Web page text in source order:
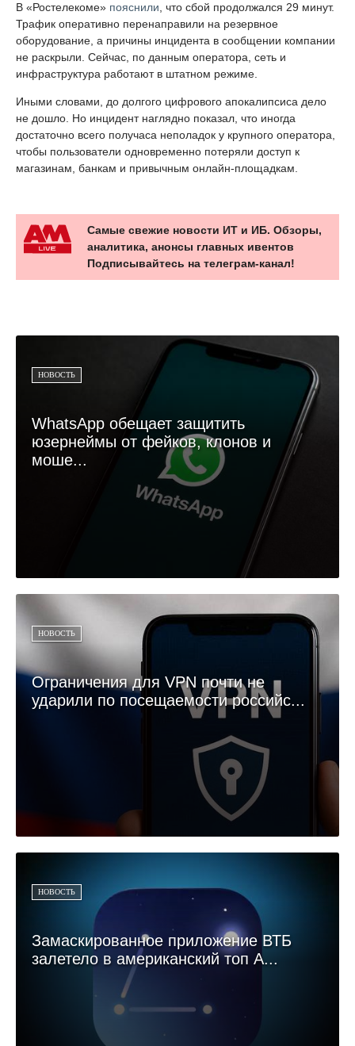
В «Ростелекоме» пояснили , что сбой продолжался 29 минут.
Трафик оперативно перенаправили на резервное
оборудование, а причины инцидента в сообщении компании
не раскрыли. Сейчас, по данным оператора, сеть и
инфраструктура работают в штатном режиме.
Иными словами, до долгого цифрового апокалипсиса дело
не дошло. Но инцидент наглядно показал, что иногда
достаточно всего получаса неполадок у крупного оператора,
чтобы пользователи одновременно потеряли доступ к
магазинам, банкам и привычным онлайн-площадкам.
Самые свежие новости ИТ и ИБ. Обзоры,
аналитика, анонсы главных ивентов
Подписывайтесь на телеграм-канал!
НОВОСТЬ
WhatsApp обещает защитить
юзернеймы от фейков, клонов и
моше...
НОВОСТЬ
Ограничения для VPN почти не
ударили по посещаемости российс...
НОВОСТЬ
Замаскированное приложение ВТБ
залетело в американский топ A...